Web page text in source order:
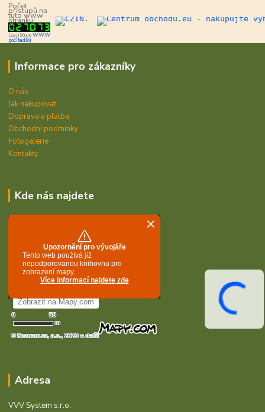
Počet
přístupů na
tuto www
stránku:
(zajišťujeWWW
počítadlo)
Informace pro zákazníky
O nás
Jak nakupovat
Doprava a platba
Obchodní podmínky
Fotogalerie
Kontakty
Kde nás najdete
Adresa
VVV System s.r.o.